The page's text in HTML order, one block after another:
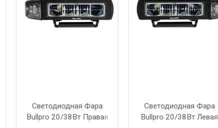
Светодиодная Фара
Bullpro 20/38Вт Правая
Светодиодная Фара
Bullpro 20/38Вт Левая